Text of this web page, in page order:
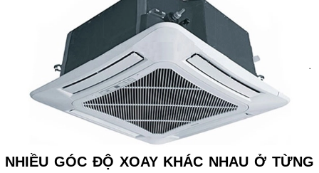
NHIỀU GÓC ĐỘ XOAY KHÁC NHAU Ở TỪNG